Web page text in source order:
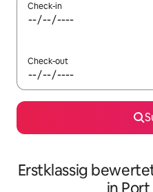
Check-in
Check-out
Erstklassig